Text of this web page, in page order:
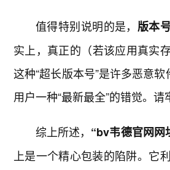
值得特别说明的是， 版本
实上，真正的 （若该应用真实
这种“超长版本号”是许多恶意
用户一种“最新最全”的错觉。请
综上所述， “bv韦德官网网
上是一个精心包装的陷阱。它